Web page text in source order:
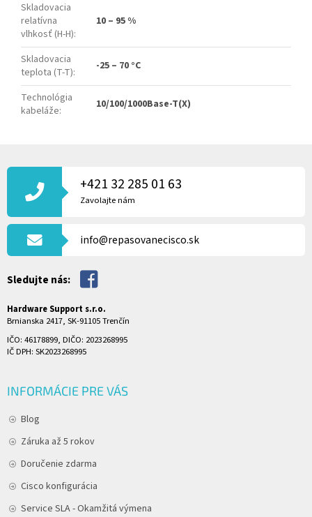
Skladovacia
relatívna
vlhkosť (H-H):
10 – 95 %
Skladovacia
teplota (T-T): -25 – 70 °C
Technológia
kabeláže: 10/100/1000Base-T(X)
Á
T
+421 32 285 01 63
Zavolajte nám
info@repasovanecisco.sk
Sledujte nás:
Hardware Support s.r.o.
Brnianska 2417, SK-91105 Trenčín
IČO: 46178899, DIČO: 2023268995
IČ DPH: SK2023268995
INFORMÁCIE PRE VÁS
Blog
Záruka až 5 rokov
Doručenie zdarma
Cisco konfigurácia
Service SLA - Okamžitá výmena